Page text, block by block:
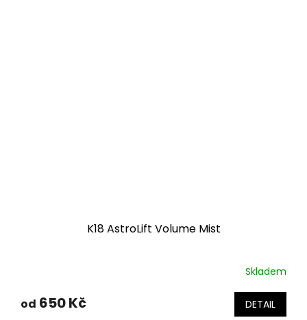
K18 AstroLift Volume Mist
Skladem
od 650 Kč DETAIL